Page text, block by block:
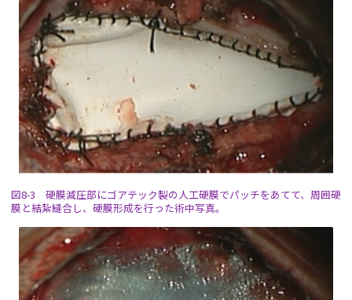
図8-3 硬膜減圧部にゴアテック製の人工硬膜でパッチをあてて、周囲硬
膜と結紮縫合し、硬膜形成を行った術中写真。